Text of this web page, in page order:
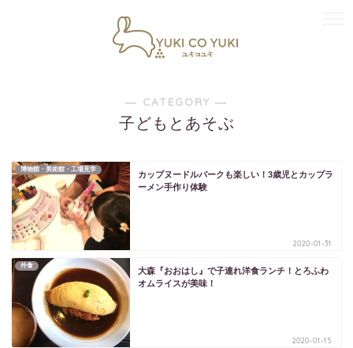
― CATEGORY ―
子どもとあそぶ
博物館・美術館・工場見学
カップヌードルパークも楽しい！3歳児とカップラ
ーメン手作り体験
2020-01-31
外食
大森『おおはし』で子連れ洋食ランチ！とろふわ
オムライスが美味！
2020-01-15